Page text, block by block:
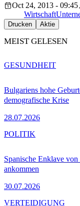
Oct 24, 2013 - 09:45
Wirtschaft
Drucken Aktie
MEIST GELESEN
Bulgariens hohe
demografische Krise
28.07.2026
GESUNDHEIT
Spanische Enklave
ankommen
30.07.2026
POLITIK
VERTEIDIGUNG